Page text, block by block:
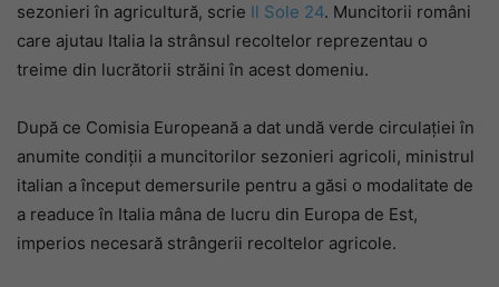
sezonieri în agricultură, scrie Il Sole 24. Muncitorii români
care ajutau Italia la strânsul recoltelor reprezentau o
treime din lucrătorii străini în acest domeniu.
După ce Comisia Europeană a dat undă verde circulației în
anumite condiții a muncitorilor sezonieri agricoli, ministrul
italian a început demersurile pentru a găsi o modalitate de
a readuce în Italia mâna de lucru din Europa de Est,
imperios necesară strângerii recoltelor agricole.